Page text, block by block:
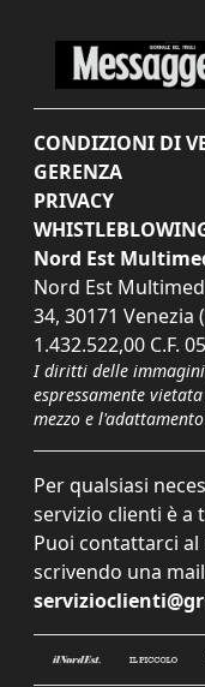
CONDIZIONI DI
GERENZA
PRIVACY
Nord Est
Nord Est
34, 30171 Venezia
1.432.522,00 C.F.
I diritti delle
espressamente
mezzo e
Per qualsiasi
servizio clienti è a
Puoi contattarci
scrivendo una